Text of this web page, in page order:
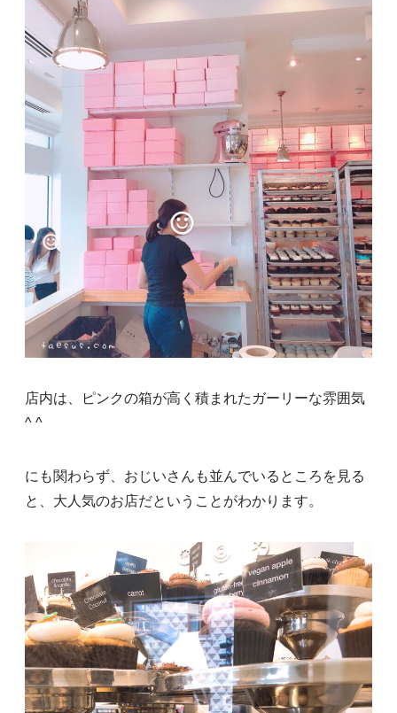
店内は、ピンクの箱が高く積まれたガーリーな雰囲気
^ ^
にも関わらず、おじいさんも並んでいるところを見る
と、大人気のお店だということがわかります。